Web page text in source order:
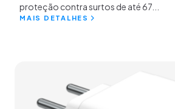
proteção contra surtos de até 67...
MAIS DETALHES